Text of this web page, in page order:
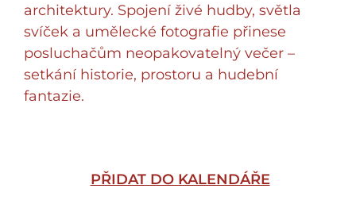
architektury. Spojení živé hudby, světla
svíček a umělecké fotografie přinese
posluchačům neopakovatelný večer –
setkání historie, prostoru a hudební
fantazie.
PŘIDAT DO KALENDÁŘE